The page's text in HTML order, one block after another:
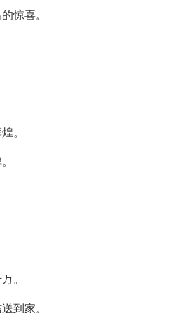
惊喜。
。
。
到家。